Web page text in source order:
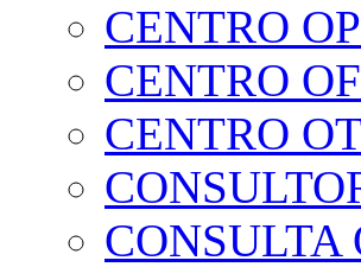
CENTRO
CENTRO
CENTRO